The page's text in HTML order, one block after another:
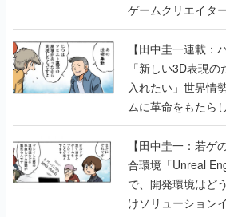
ゲームクリエイタ
【若ゲのいたり最
【田中圭一連載：
「新しい3D表現
入れたい」世界情
ムに革命をもたら
のいたり】
【田中圭一：若ゲ
合環境「Unreal
で、開発環境はど
けソリューション